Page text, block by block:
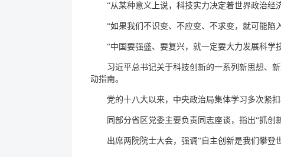
“从某种意义上说，科技实力决定着世界政治
“如果我们不识变、不应变、不求变，就可能
“中国要强盛、要复兴，就一定要大力发展科
习近平总书记关于科技创新的一系列新思想、
动指南。
党的十八大以来，中央政治局集体学习多次紧
同部分省区党委主要负责同志座谈，指出“抓创
出席两院院士大会，强调“自主创新是我们攀